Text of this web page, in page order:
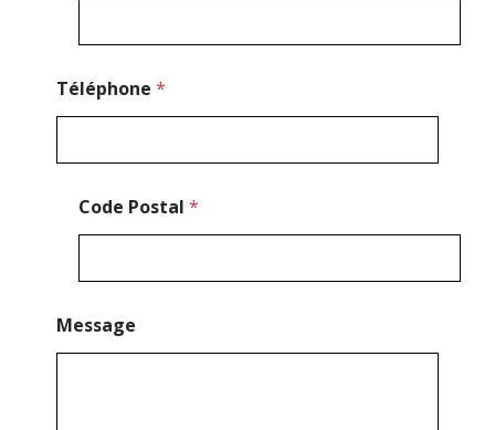
Téléphone *
Code Postal *
Message